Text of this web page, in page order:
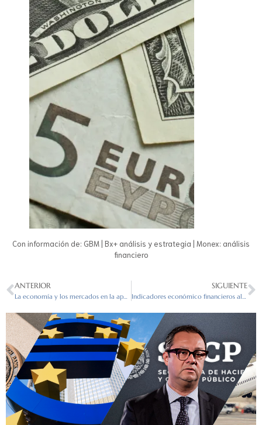
Con información de: GBM | Bx+ análisis y estrategia | Monex: análisis
financiero
ANTERIOR SIGUIENTE